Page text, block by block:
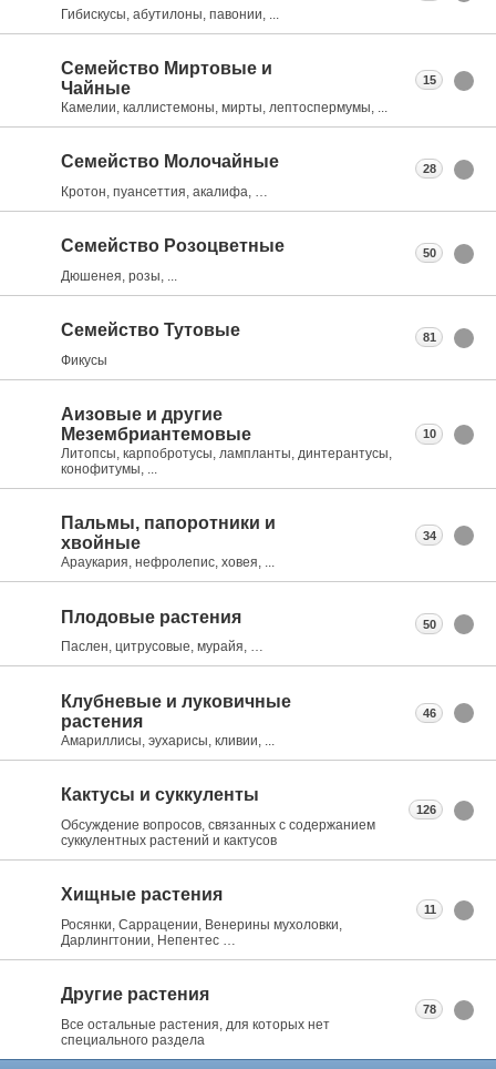
Гибискусы, абутилоны, павонии, ...
Семейство Миртовые и
Чайные
Камелии, каллистемоны, мирты, лептоспермумы, ...
15
Семейство Молочайные
Кротон, пуансеттия, акалифа, …
28
Семейство Розоцветные
Дюшенея, розы, ...
50
Семейство Тутовые
Фикусы
81
Аизовые и другие
Мезембриантемовые
Литопсы, карпобротусы, лампланты, динтерантусы,
конофитумы, ...
10
Пальмы, папоротники и
хвойные
Араукария, нефролепис, ховея, ...
34
Плодовые растения
Паслен, цитрусовые, мурайя, …
50
Клубневые и луковичные
растения
Амариллисы, эухарисы, кливии, ...
46
Кактусы и суккуленты
Обсуждение вопросов, связанных с содержанием
суккулентных растений и кактусов
126
Хищные растения
Росянки, Саррацении, Венерины мухоловки,
Дарлингтонии, Непентес …
11
Другие растения
Все остальные растения, для которых нет
специального раздела
78